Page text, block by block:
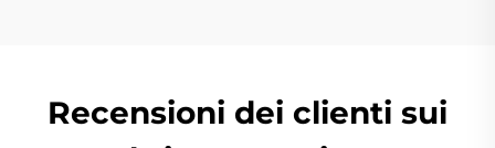
Recensioni dei clienti sui